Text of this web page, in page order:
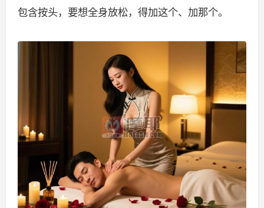
包含按头，要想全身放松，得加这个、加那个。